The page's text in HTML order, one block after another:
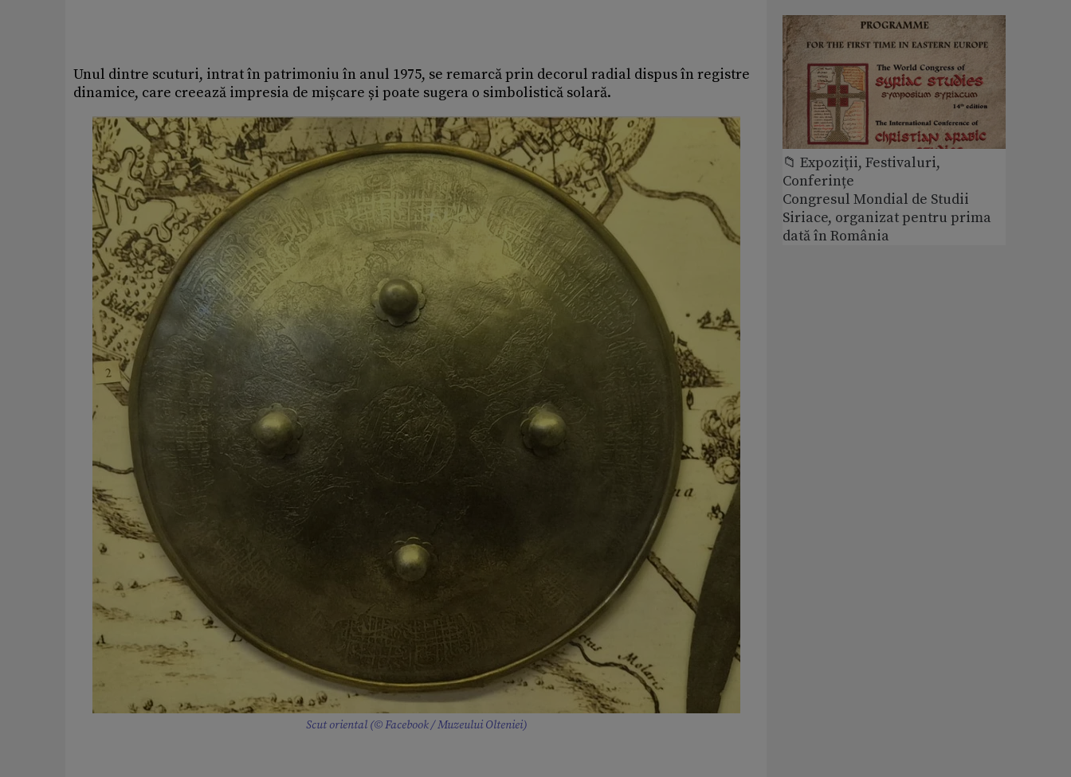
Unul dintre scuturi, intrat în patrimoniu în anul 1975, se remarcă prin decorul radial dispus în registre
dinamice, care creează impresia de mișcare și poate sugera o simbolistică solară.
Scut oriental (© Facebook / Muzeului Olteniei)
📁 Expoziţii, Festivaluri,
Conferințe
Congresul Mondial de Studii
Siriace, organizat pentru prima
dată în România